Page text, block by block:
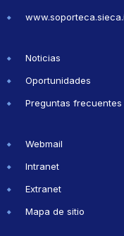
Noticias
Oportunidades
Preguntas frecuentes
Webmail
Intranet
Extranet
Mapa de sitio